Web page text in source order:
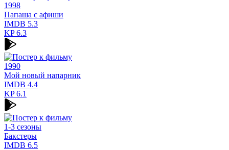
1998
Папаша с афиши
IMDB 5.3
KP6.3
1990
Мой новый напарник
IMDB 4.4
KP6.1
1-3 сезоны
Бакстеры
IMDB 6.5